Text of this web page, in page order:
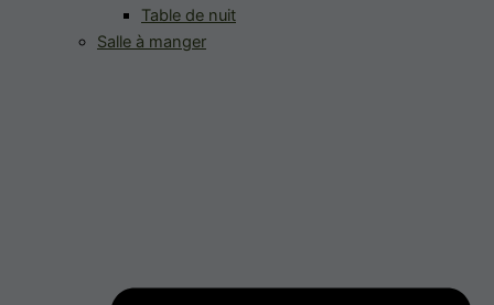
Table de nuit
Salle à manger